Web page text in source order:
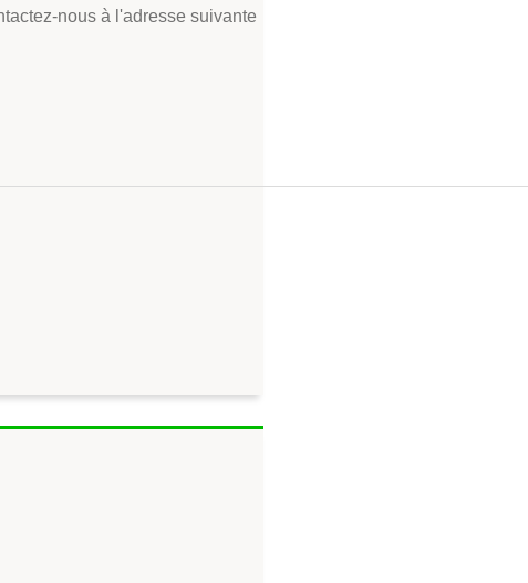
nous à l'adresse suivante